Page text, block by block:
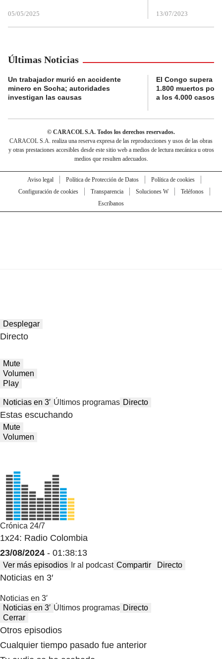
05/05/2025 13/07/2023
Últimas Noticias
Un trabajador murió en accidente
minero en Socha; autoridades
investigan las causas
El Congo supera
1.800 muertos por
a los 4.000 casos
© CARACOL S.A. Todos los derechos reservados.
CARACOL S.A. realiza una reserva expresa de las reproducciones y usos de las obras
y otras prestaciones accesibles desde este sitio web a medios de lectura mecánica u otros
medios que resulten adecuados.
Aviso legal Política de Protección de Datos
Política de cookies
Configuración de cookies
Transparencia Soluciones W
Teléfonos
Escríbanos
Desplegar
Directo
Mute
Volumen
Play
Noticias en 3′ Últimos programas Directo
Estas escuchando
Mute
Volumen
Crónica 24/7
1x24: Radio Colombia
23/08/2024 - 01:38:13
Ver más episodios Ir al podcast Compartir Directo
Noticias en 3′
Noticias en 3′
Noticias en 3′ Últimos programas Directo
Cerrar
Otros episodios
Cualquier tiempo pasado fue anterior